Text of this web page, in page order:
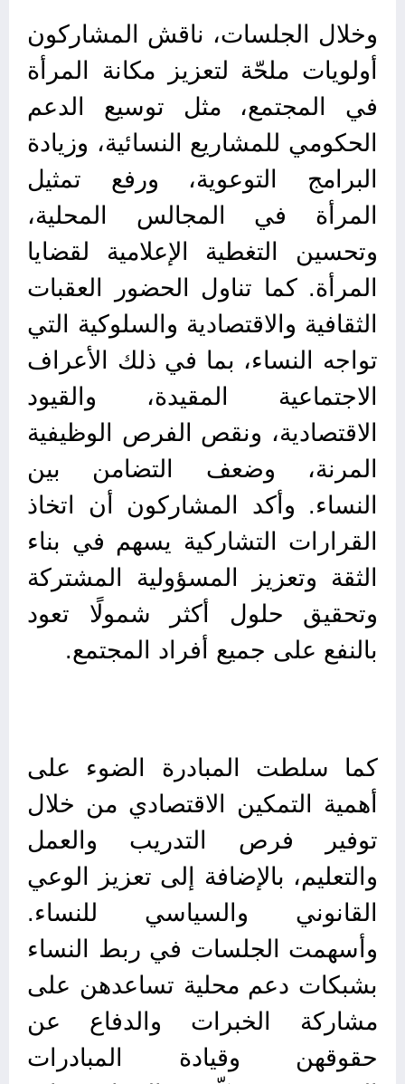
وخلال الجلسات، ناقش المشاركون
أولويات ملحّة لتعزيز مكانة المرأة
في المجتمع، مثل توسيع الدعم
الحكومي للمشاريع النسائية، وزيادة
البرامج التوعوية، ورفع تمثيل
المرأة في المجالس المحلية،
وتحسين التغطية الإعلامية لقضايا
المرأة. كما تناول الحضور العقبات
الثقافية والاقتصادية والسلوكية التي
تواجه النساء، بما في ذلك الأعراف
الاجتماعية المقيدة، والقيود
الاقتصادية، ونقص الفرص الوظيفية
المرنة، وضعف التضامن بين
النساء. وأكد المشاركون أن اتخاذ
القرارات التشاركية يسهم في بناء
الثقة وتعزيز المسؤولية المشتركة
وتحقيق حلول أكثر شمولًا تعود
بالنفع على جميع أفراد المجتمع.
كما سلطت المبادرة الضوء على
أهمية التمكين الاقتصادي من خلال
توفير فرص التدريب والعمل
والتعليم، بالإضافة إلى تعزيز الوعي
القانوني والسياسي للنساء.
وأسهمت الجلسات في ربط النساء
بشبكات دعم محلية تساعدهن على
مشاركة الخبرات والدفاع عن
حقوقهن وقيادة المبادرات